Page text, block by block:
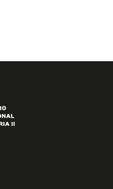
ONLINE.
DO TEATRO ONLINE.